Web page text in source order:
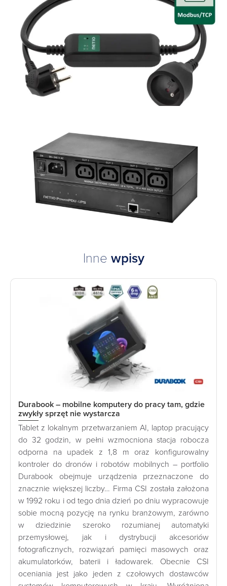
Inne wpisy
Durabook – mobilne komputery do pracy tam, gdzie
zwykły sprzęt nie wystarcza
Tablet z lokalnym przetwarzaniem AI, laptop pracujący
do 32 godzin, w pełni wzmocniona stacja robocza
odporna na upadek z 1,8 m oraz konfigurowalny
kontroler do dronów i robotów mobilnych – portfolio
Durabook obejmuje urządzenia przeznaczone do
znacznie większej liczby… Firma CSI została założona
w 1992 roku i od tego dnia dzień po dniu wypracowuje
sobie mocną pozycję na rynku branżowym, zarówno
w dziedzinie szeroko rozumianej automatyki
przemysłowej, jak i dystrybucji akcesoriów
fotograficznych, rozwiązań pamięci masowych oraz
akumulatorków, baterii i ładowarek. Obecnie CSI
oceniania jest jako jeden z czołowych dostawców